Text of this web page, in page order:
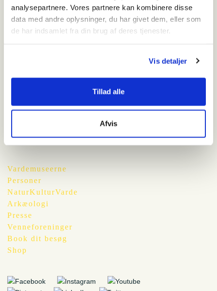
analysepartnere. Vores partnere kan kombinere disse
data med andre oplysninger, du har givet dem, eller som
de har indsamlet fra din brug af deres tjenester.
Vis detaljer
Tillad alle
Afvis
Pris
Gratis ved betalt entre
Nymindegab Museum
Vardemuseerne
Personer
NaturKulturVarde
Arkæologi
Presse
Venneforeninger
Book dit besøg
Shop